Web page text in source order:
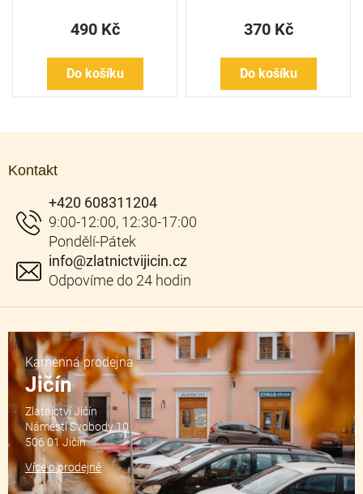
490 Kč
Do košíku
370 Kč
Do košíku
Kontakt
info@zlatnictvijicin.cz
+420 608311204
Kamenná prodejna
Jičín
Zlatnictví Jičín
Náměstí Svobody 10
506 01 Jičín
Více o prodejně